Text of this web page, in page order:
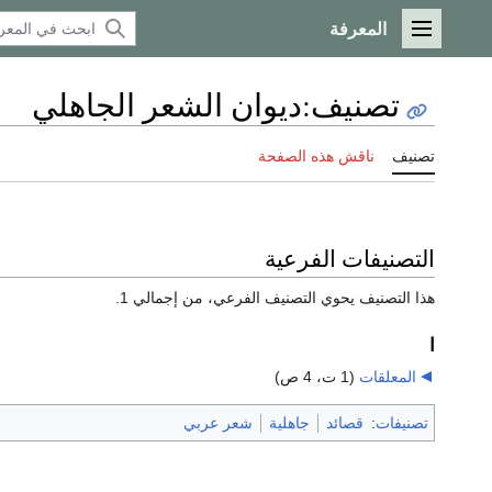
القائمة الرئيسية
المعرفة
تصنيف:ديوان الشعر الجاهلي
تصنيف ناقش هذه الصفحة
التصنيفات الفرعية
هذا التصنيف يحوي التصنيف الفرعي، من إجمالي 1.
المعلقات (1 ت، 4 ص)
تصنيفات: قصائد جاهلية شعر عربي